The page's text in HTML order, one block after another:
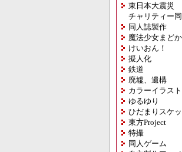
東日本大震災
チャリティー
同人誌製作
魔法少女まど
けいおん！
擬人化
鉄道
廃墟、遺構
カラーイラス
ゆるゆり
ひだまりスケ
東方Project
特撮
同人ゲーム